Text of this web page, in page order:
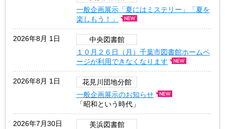
一般企画展示「夏にはミステリー」「夏を
楽しもう！」
2026年8月 1日
中央図書館
１０月２６日（月）千葉市図書館ホームペ
ージが利用できなくなります
2026年8月 1日
花見川団地分館
一般企画展示のお知らせ
「昭和という時代」
2026年7月30日
美浜図書館